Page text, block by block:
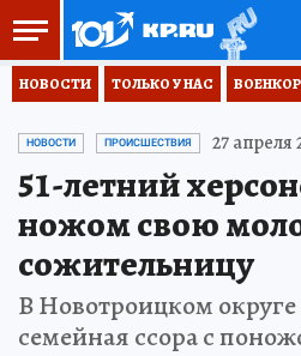
НОВОСТИ ТОЛЬКО У НАС
НОВОСТИ ПРОИСШЕСТВИЯ 27 апреля
51-летний
ножом свою
сожительницу
В Новотроицком
семейная ссора с